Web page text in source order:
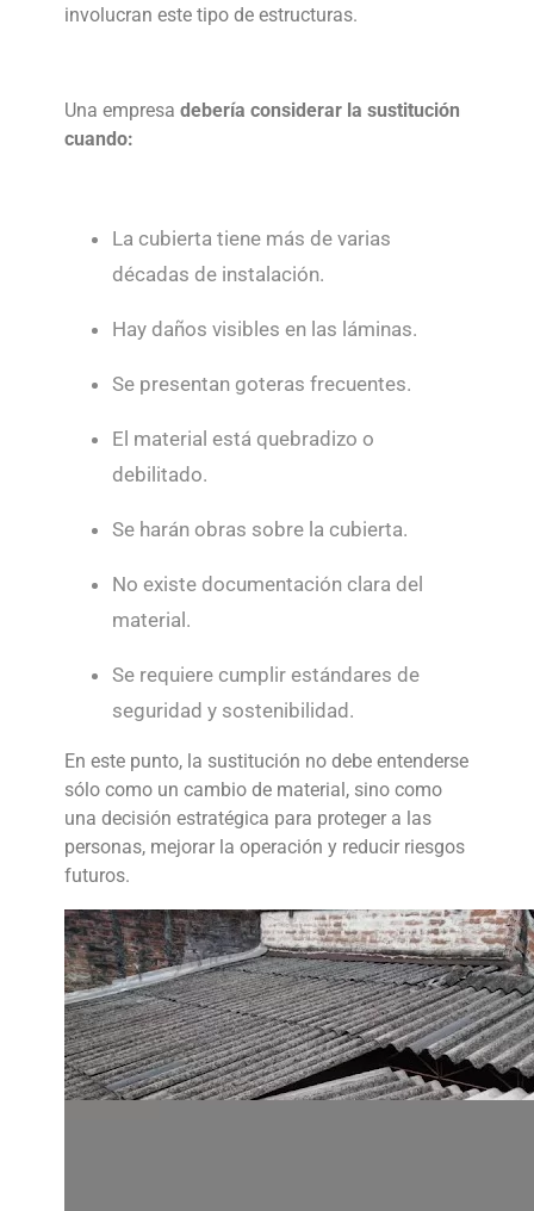
involucran este tipo de estructuras.
Una empresadebería considerar la sustitución
cuando:
La cubierta tiene más de varias
décadas de instalación.
Hay daños visibles en las láminas.
Se presentan goteras frecuentes.
El material está quebradizo o
debilitado.
Se harán obras sobre la cubierta.
No existe documentación clara del
material.
Se requiere cumplir estándares de
seguridad y sostenibilidad.
En este punto, la sustitución no debe entenderse
sólo como un cambio de material, sino como
una decisión estratégica para proteger a las
personas, mejorar la operación y reducir riesgos
futuros.